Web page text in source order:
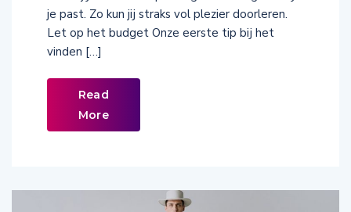
je past. Zo kun jij straks vol plezier doorleren.
Let op het budget Onze eerste tip bij het
vinden […]
Read
More